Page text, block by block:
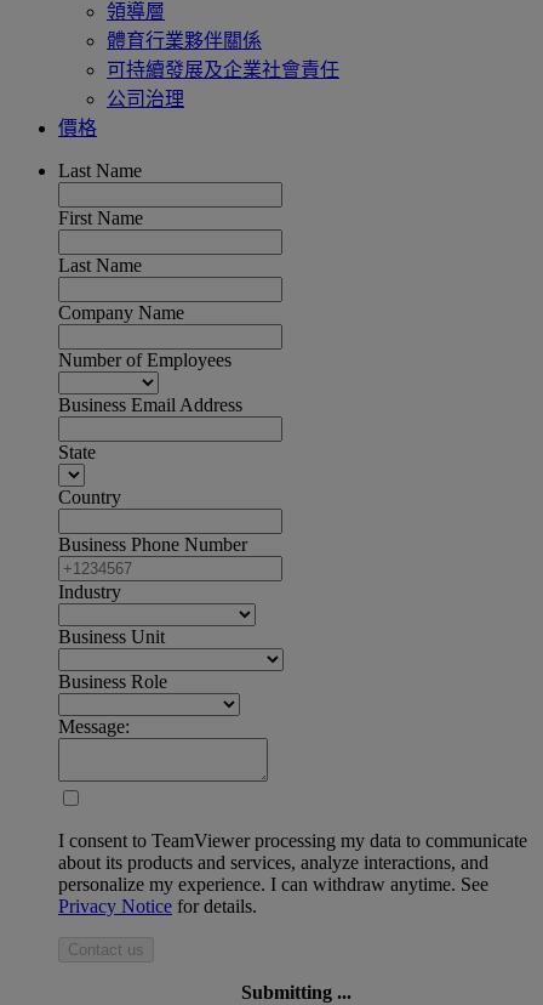
領導層
體育行業夥伴關係
可持續發展及企業社會責任
公司治理
價格
Last Name
First Name
Last Name
Company Name
Number of Employees
Business Email Address
State
Country
Business Phone Number
Industry
Business Unit
Business Role
Message:
I consent to TeamViewer processing my data to communicate
about its products and services, analyze interactions, and
personalize my experience. I can withdraw anytime. See
Privacy Notice for details.
Contact us
Submitting ...